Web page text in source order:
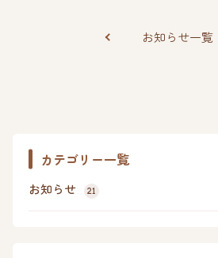
お知らせ一覧
カテゴリー一覧
お知らせ 21